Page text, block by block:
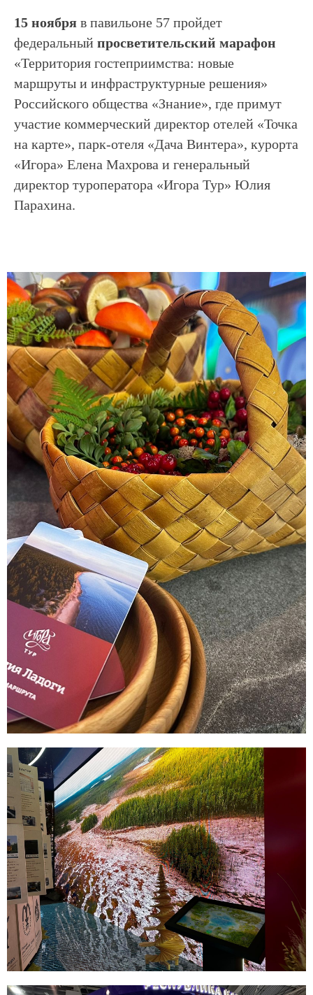
15 ноября в павильоне 57 пройдет
федеральный просветительский марафон
«Территория гостеприимства: новые
маршруты и инфраструктурные решения»
Российского общества «Знание», где примут
участие коммерческий директор отелей «Точка
на карте», парк-отеля «Дача Винтера», курорта
«Игора» Елена Махрова и генеральный
директор туроператора «Игора Тур» Юлия
Парахина.